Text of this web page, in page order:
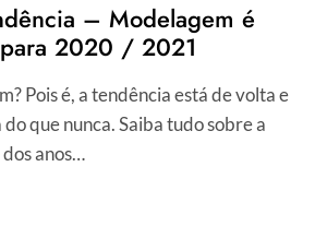
– Modelagem é
2020 / 2021
Pois é, a tendência está de volta e
que nunca. Saiba tudo sobre a
anos…